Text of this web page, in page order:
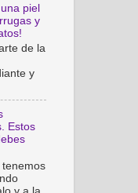
piel
y
de la
y
Estos
tenemos